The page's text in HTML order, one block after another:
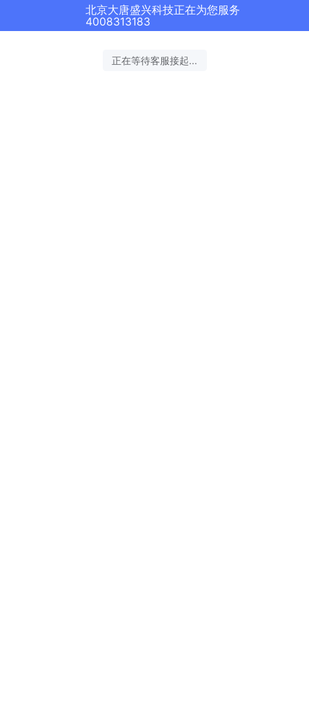
北京大唐盛兴科技正在为您服务
4008313183
正在等待客服接起...